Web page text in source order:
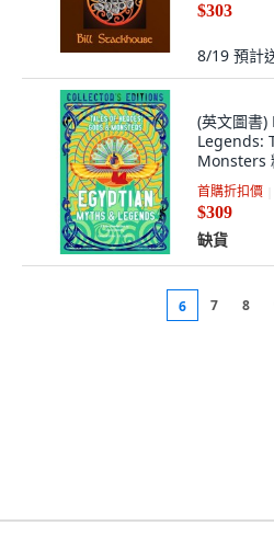
$303
8/19 預計
(英文圖書
Legends:
Monsters
首購折扣價
$309
缺貨
6 7 8